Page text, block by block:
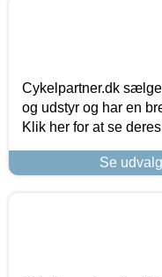
Cykelpartner.dk
og udstyr og har en
Klik her for at se
Se